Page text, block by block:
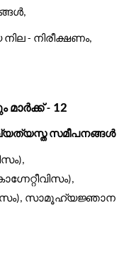
,
നില - നിരീക്ഷണം,
മാർക്ക്- 12
സമീപനങ്ങൾ
),
),
), സാമൂഹ്യജ്ഞാന